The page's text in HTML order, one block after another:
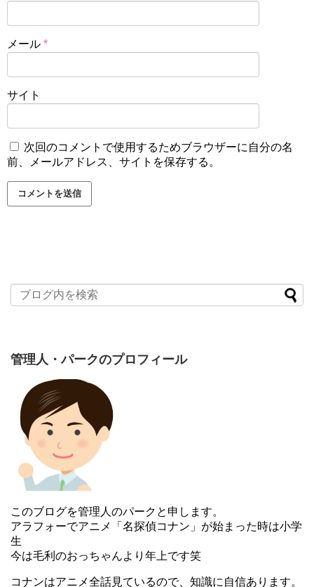
メール *
サイト
次回のコメントで使用するためブラウザーに自分の名
前、メールアドレス、サイトを保存する。
管理人・パークのプロフィール
このブログを管理人のパークと申します。
アラフォーでアニメ「名探偵コナン」が始まった時は小学
生
今は毛利のおっちゃんより年上です笑
コナンはアニメ全話見ているので、知識に自信あります。